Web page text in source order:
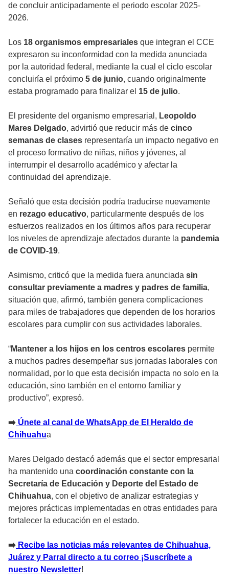
de concluir anticipadamente el periodo escolar 2025-
2026.
Los 18 organismos empresariales que integran el CCE
expresaron su inconformidad con la medida anunciada
por la autoridad federal, mediante la cual el ciclo escolar
concluiría el próximo 5 de junio, cuando originalmente
estaba programado para finalizar el 15 de julio.
El presidente del organismo empresarial, Leopoldo
Mares Delgado, advirtió que reducir más de cinco
semanas de clases representaría un impacto negativo en
el proceso formativo de niñas, niños y jóvenes, al
interrumpir el desarrollo académico y afectar la
continuidad del aprendizaje.
Señaló que esta decisión podría traducirse nuevamente
en rezago educativo, particularmente después de los
esfuerzos realizados en los últimos años para recuperar
los niveles de aprendizaje afectados durante la pandemia
de COVID-19.
Asimismo, criticó que la medida fuera anunciada sin
consultar previamente a madres y padres de familia,
situación que, afirmó, también genera complicaciones
para miles de trabajadores que dependen de los horarios
escolares para cumplir con sus actividades laborales.
“Mantener a los hijos en los centros escolares permite
a muchos padres desempeñar sus jornadas laborales con
normalidad, por lo que esta decisión impacta no solo en la
educación, sino también en el entorno familiar y
productivo”, expresó.
➡️ Únete al canal de WhatsApp de El Heraldo de
Chihuahua
Mares Delgado destacó además que el sector empresarial
ha mantenido una coordinación constante con la
Secretaría de Educación y Deporte del Estado de
Chihuahua, con el objetivo de analizar estrategias y
mejores prácticas implementadas en otras entidades para
fortalecer la educación en el estado.
➡️ Recibe las noticias más relevantes de Chihuahua,
Juárez y Parral directo a tu correo ¡Suscríbete a
nuestro Newsletter!